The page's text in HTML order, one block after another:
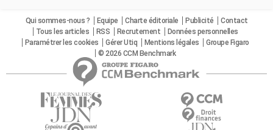
Qui sommes-nous ? Equipe Charte éditoriale Publicité
Contact
Tous les articles
RSS Recrutement
Données personnelles
Paramétrer les cookies
Gérer Utiq Mentions légales
Groupe Figaro
© 2026 CCM Benchmark